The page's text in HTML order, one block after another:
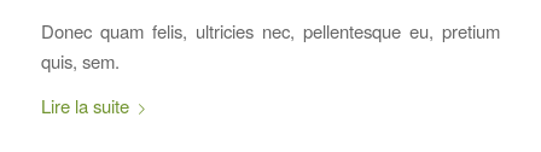
Donec quam felis, ultricies nec, pellentesque eu, pretium
quis, sem.
Lire la suite